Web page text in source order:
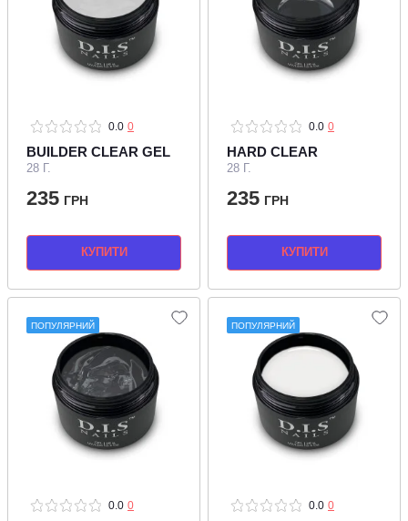
0.0 0
BUILDER CLEAR GEL
28 Г.
235 ГРН
КУПИТИ
0.0 0
HARD CLEAR
28 Г.
235 ГРН
КУПИТИ
ПОПУЛЯРНИЙ
0.0 0
ПОПУЛЯРНИЙ
0.0 0